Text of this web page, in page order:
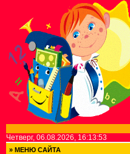
Четверг, 06.08.2026, 16:13:53
» МЕНЮ САЙТА